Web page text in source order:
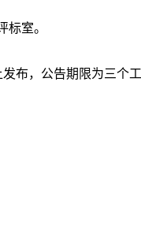
标室。
布，公告期限为三个